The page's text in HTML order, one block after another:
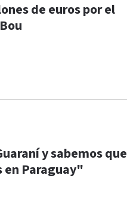
de euros por el
y sabemos que
en Paraguay"